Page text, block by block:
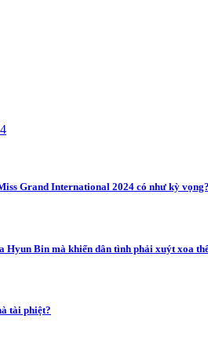
Grand International 2024 có như kỳ vọng?
Hyun Bin mà khiến dân tình phải xuýt xoa
tài phiệt?